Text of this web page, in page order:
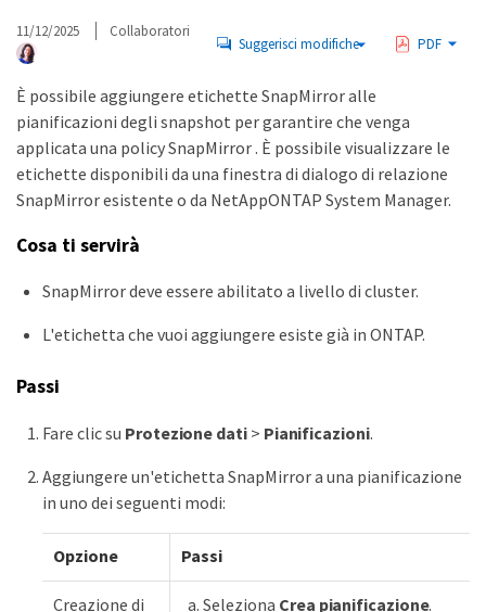
11/12/2025 Collaboratori
Suggerisci modifiche PDF
È possibile aggiungere etichette SnapMirror alle
pianificazioni degli snapshot per garantire che venga
applicata una policy SnapMirror . È possibile visualizzare le
etichette disponibili da una finestra di dialogo di relazione
SnapMirror esistente o da NetAppONTAP System Manager.
Cosa ti servirà
SnapMirror deve essere abilitato a livello di cluster.
L'etichetta che vuoi aggiungere esiste già in ONTAP.
Passi
Fare clic su Protezione dati> Pianificazioni.
Aggiungere un'etichetta SnapMirror a una pianificazione
in uno dei seguenti modi:
Opzione Passi
Creazione di
Seleziona Crea pianificazione.